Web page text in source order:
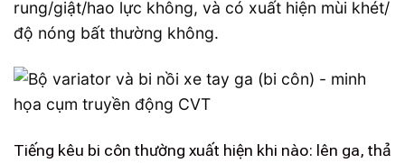
rung/giật/hao lực không, và có xuất hiện mùi khét/
độ nóng bất thường không.
Tiếng kêu bi côn thường xuất hiện khi nào: lên ga, thả